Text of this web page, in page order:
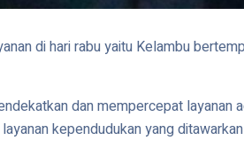
di hari rabu yaitu Kelambu
dan mempercepat layanan
kependudukan yang